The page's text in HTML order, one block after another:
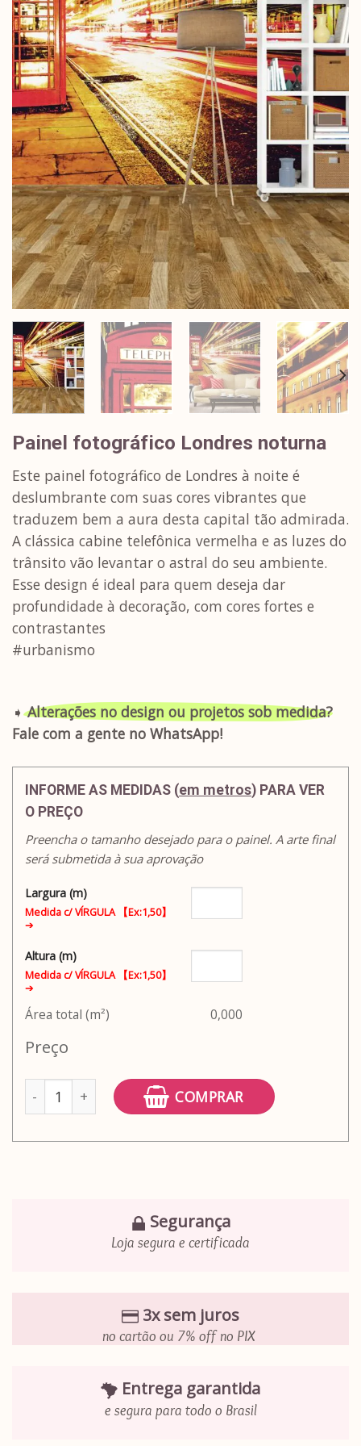
Painel fotográfico Londres noturna
Este painel fotográfico de Londres à noite é
deslumbrante com suas cores vibrantes que
traduzem bem a aura desta capital tão admirada.
A clássica cabine telefônica vermelha e as luzes do
trânsito vão levantar o astral do seu ambiente.
Esse design é ideal para quem deseja dar
profundidade à decoração, com cores fortes e
contrastantes
#urbanismo
➧Alterações no design ou projetos sob medida?
Fale com a gente no WhatsApp!
INFORME AS MEDIDAS (em metros) PARA VER
O PREÇO
Preencha o tamanho desejado para o painel. A arte final
será submetida à sua aprovação
Largura (m)
Medida c/ VÍRGULA 【Ex:1,50】
➔
Altura (m)
Medida c/ VÍRGULA 【Ex:1,50】
➔
Área total (m²) 0,000
Preço
Painel fotográfico Londres noturna quantidade
COMPRAR
Segurança
Loja segura e certificada
3x sem juros
no cartão ou 7% off no PIX
Entrega garantida
e segura para todo o Brasil